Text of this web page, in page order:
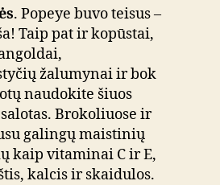
. Popeye buvo teisus –
Taip pat ir kopūstai,
žalumynai ir bok
naudokite šiuos
Brokoliuose ir
galingų maistinių
kaip vitaminai C ir E,
kalcis ir skaidulos.